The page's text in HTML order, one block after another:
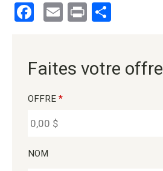
Facebook
Email
Print
Faites votre offre
OFFRE *
NOM